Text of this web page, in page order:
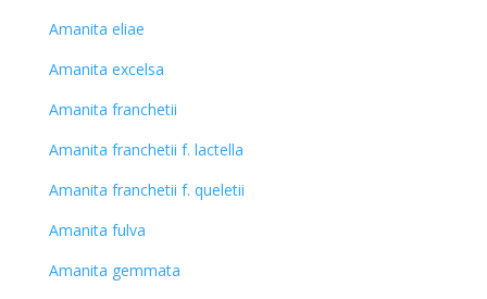
Amanita eliae
Amanita excelsa
Amanita franchetii
Amanita franchetii f. lactella
Amanita franchetii f. queletii
Amanita fulva
Amanita gemmata